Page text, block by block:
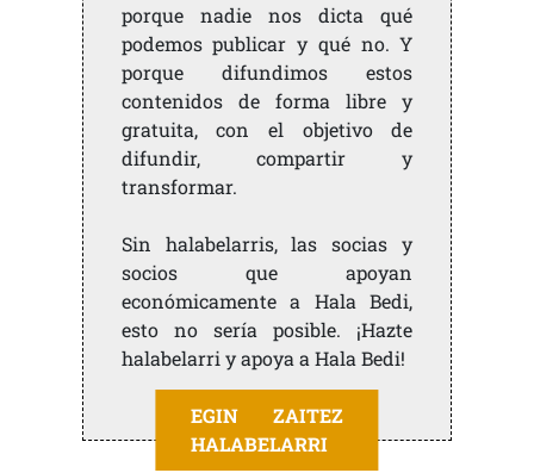
porque nadie nos dicta qué
podemos publicar y qué no. Y
porque difundimos estos
contenidos de forma libre y
gratuita, con el objetivo de
difundir, compartir y
transformar.
Sin halabelarris, las socias y
socios que apoyan
económicamente a Hala Bedi,
esto no sería posible. ¡Hazte
halabelarri y apoya a Hala Bedi!
EGIN ZAITEZ
HALABELARRI